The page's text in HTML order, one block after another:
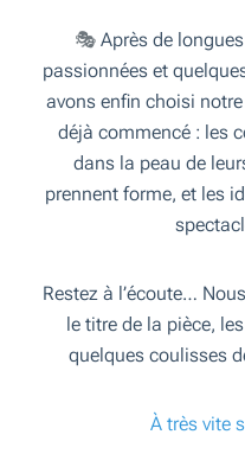
🎭 Après de
passionnées et
avons enfin choisi
déjà commencé : les
dans la peau de
prennent forme, et les
Restez à l’écoute…
le titre de la pièce,
quelques coulisses
À très vite